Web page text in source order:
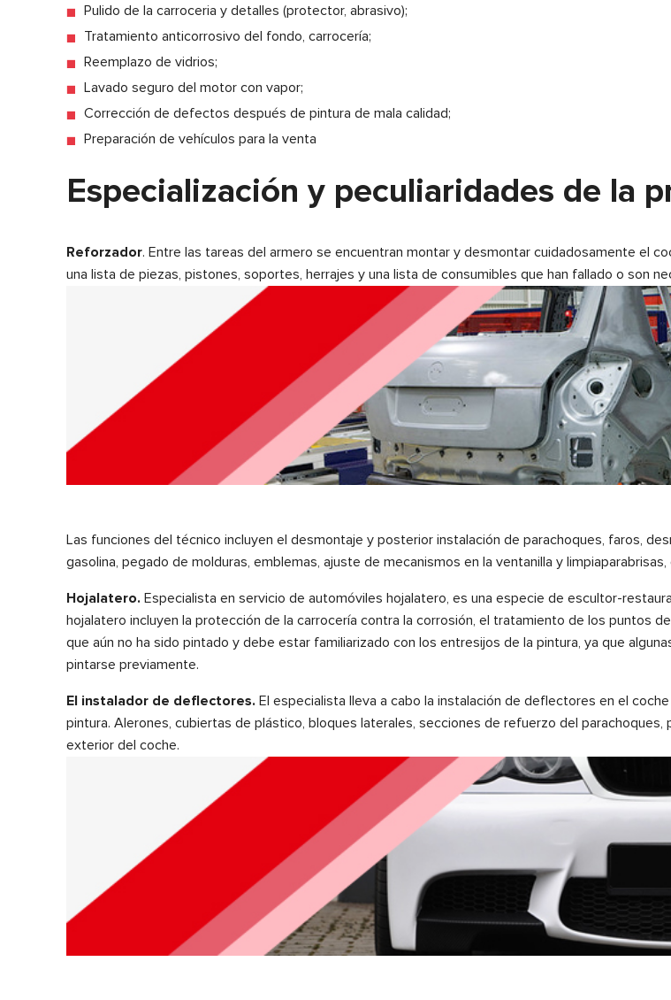
Pulido de la carroceria y detalles (protector, abrasivo);
Tratamiento anticorrosivo del fondo, carrocería;
Reemplazo de vidrios;
Lavado seguro del motor con vapor;
Corrección de defectos después de pintura de mala calidad;
Preparación de vehículos para la venta
Especialización y peculiaridades de la
Reforzador. Entre las tareas del armero se encuentran montar y desmontar cuidadosamente el
una lista de piezas, pistones, soportes, herrajes y una lista de consumibles que han fallado o son
Las funciones del técnico incluyen el desmontaje y posterior instalación de parachoques, faros,
gasolina, pegado de molduras, emblemas, ajuste de mecanismos en la ventanilla y
Hojalatero. Especialista en servicio de automóviles hojalatero, es una especie de escultor-
hojalatero incluyen la protección de la carrocería contra la corrosión, el tratamiento de los puntos
que aún no ha sido pintado y debe estar familiarizado con los entresijos de la pintura, ya que
pintarse previamente.
El instalador de deflectores. El especialista lleva a cabo la instalación de deflectores en el
pintura. Alerones, cubiertas de plástico, bloques laterales, secciones de refuerzo del
exterior del coche.